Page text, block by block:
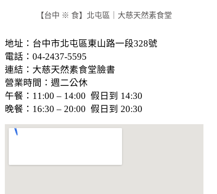
【台中 ※ 食】北屯區｜大慈天然素食堂
地址：台中市北屯區東山路一段328號
電話：04-2437-5595
連結： 大慈天然素食堂臉書
營業時間：週二公休
午餐：11:00 – 14:00 假日到 14:30
晚餐：16:30 – 20:00 假日到 20:30